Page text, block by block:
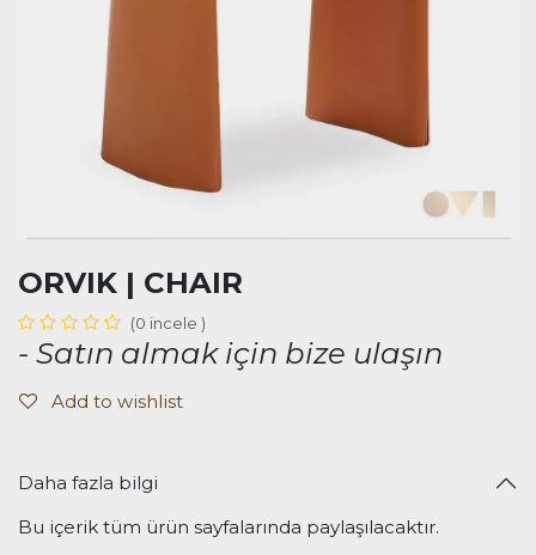
ORVIK | CHAIR
(0 incele )
- Satın almak için bize ulaşın
Add to wishlist
Daha fazla bilgi
Bu içerik tüm ürün sayfalarında paylaşılacaktır.